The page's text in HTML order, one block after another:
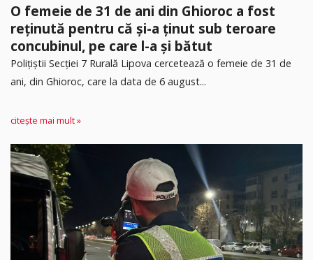
O femeie de 31 de ani din Ghioroc a fost
reținută pentru că și-a ținut sub teroare
concubinul, pe care l-a și bătut
​Polițiștii Secției 7 Rurală Lipova cercetează o femeie de 31 de
ani, din Ghioroc, care la data de 6 august...
citește mai mult »